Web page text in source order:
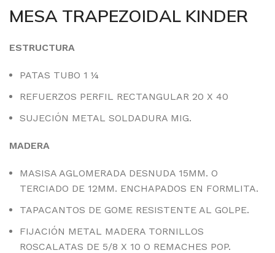
MESA TRAPEZOIDAL KINDER
ESTRUCTURA
PATAS TUBO 1 ¼
REFUERZOS PERFIL RECTANGULAR 20 X 40
SUJECIÓN METAL SOLDADURA MIG.
MADERA
MASISA AGLOMERADA DESNUDA 15MM. O
TERCIADO DE 12MM. ENCHAPADOS EN FORMLITA.
TAPACANTOS DE GOME RESISTENTE AL GOLPE.
FIJACIÓN METAL MADERA TORNILLOS
ROSCALATAS DE 5/8 X 10 O REMACHES POP.